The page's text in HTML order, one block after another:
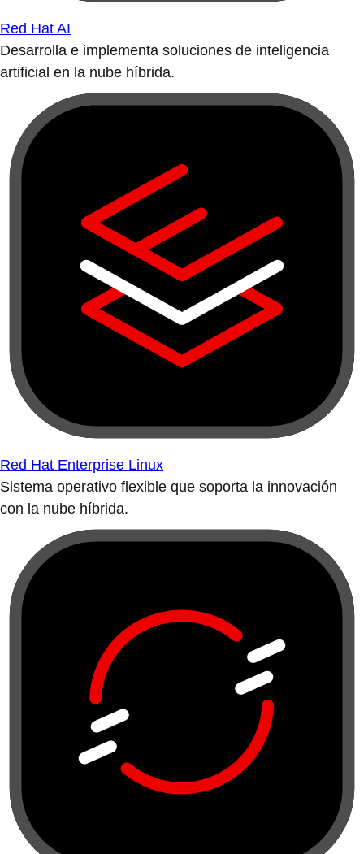
Red Hat AI
Desarrolla e implementa soluciones de inteligencia
artificial en la nube híbrida.
Red Hat Enterprise Linux
Sistema operativo flexible que soporta la innovación
con la nube híbrida.